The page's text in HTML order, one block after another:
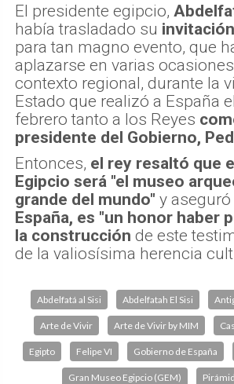
El presidente egipcio,
había trasladado su
para tan magno evento, que
aplazarse en varias
contexto regional, durante la
Estado que realizó a España
febrero tanto a los Reyes
presidente del Gobierno,
Entonces, el rey resaltó que
Egipcio será "el museo
grande del mundo" y aseguró
España, es "un honor haber
la construcción de este
de la valiosísima herencia
Abdelfatá al Sisi Abdelfatah El Sisi
Arte de Vivir Arte de Vivir by MIM
Egipto Felipe VI Gobierno de España
Gran Museo Egipcio (GEM)